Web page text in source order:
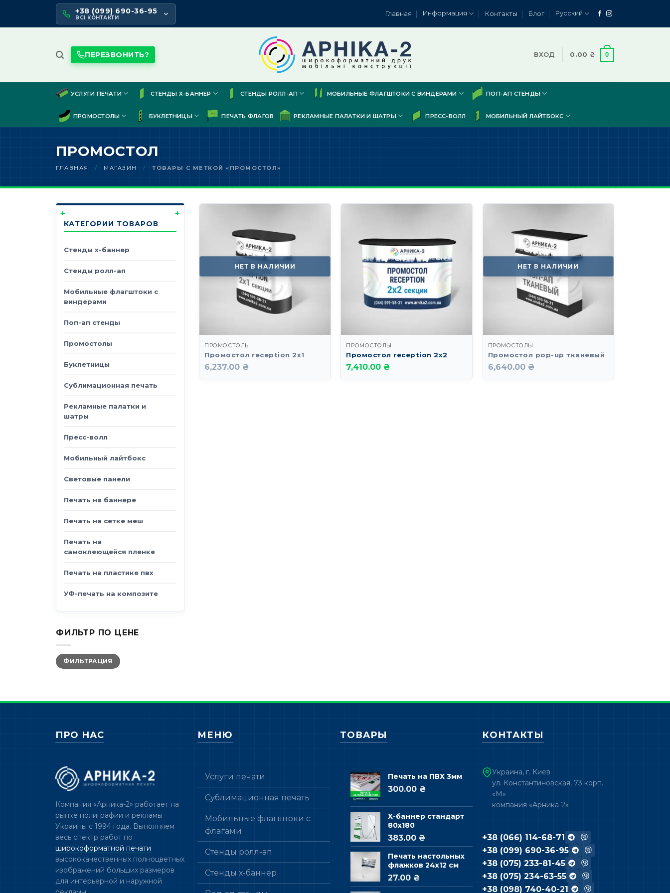
content
+38 (099) 690-36-95
ВСІ КОНТАКТИ
Главная Информация Контакты Блог Русский
ПЕРЕЗВОНИТЬ? ВХОД 0.00 ₴ 0
УСЛУГИ ПЕЧАТИ СТЕНДЫ Х-БАННЕР СТЕНДЫ РОЛЛ-АП МОБИЛЬНЫЕ ФЛАГШТОКИ С ВИНДЕРАМИ ПОП-АП СТЕНДЫ
ПРОМОСТОЛЫ БУКЛЕТНИЦЫ ПЕЧАТЬ ФЛАГОВ РЕКЛАМНЫЕ ПАЛАТКИ И ШАТРЫ ПРЕСС-ВОЛЛ МОБИЛЬНЫЙ ЛАЙТБОКС
ПРОМОСТОЛ
ГЛАВНАЯ / МАГАЗИН / ТОВАРЫ С МЕТКОЙ «ПРОМОСТОЛ»
КАТЕГОРИИ ТОВАРОВ
Стенды х-баннер
Стенды ролл-ап
Мобильные флагштоки с
виндерами
Поп-ап стенды
Промостолы
Буклетницы
Сублимационная печать
Рекламные палатки и
шатры
Пресс-волл
Мобильный лайтбокс
Световые панели
Печать на баннере
Печать на сетке меш
Печать на
самоклеющейся пленке
Печать на пластике пвх
УФ-печать на композите
ФИЛЬТР ПО ЦЕНЕ
Минимальная
цена
Максимальная
ценаФИЛЬТРАЦИЯ
НЕТ В НАЛИЧИИ
ПРОМОСТОЛЫ
Промостол reception 2х1
6,237.00 ₴
ПРОМОСТОЛЫ
Промостол reception 2х2
7,410.00 ₴
НЕТ В НАЛИЧИИ
ПРОМОСТОЛЫ
Промостол pop-up тканевый
6,640.00 ₴
ПРО НАС
Компания «Арника-2» работает на
рынке полиграфии и рекламы
Украины с 1994 года. Выполняем
весь спектр работ по
широкоформатной печати
высококачественных полноцветных
изображений больших размеров
для интерьерной и наружной
МЕНЮ
Услуги печати
Сублимационная печать
Мобильные флагштоки с
флагами
Стенды ролл-ап
Стенды х-баннер
ТОВАРЫ
Печать на ПВХ 3мм
300.00 ₴
Х-баннер стандарт
80х180
383.00 ₴
Печать настольных
флажков 24х12 см
27.00 ₴
КОНТАКТЫ
Украина, г. Киев
ул. Константиновская, 73 корп.
«М»
компания «Арника-2»
+38 (066) 114-68-71
+38 (099) 690-36-95
+38 (075) 233-81-45
+38 (075) 234-63-55
+38 (098) 740-40-21